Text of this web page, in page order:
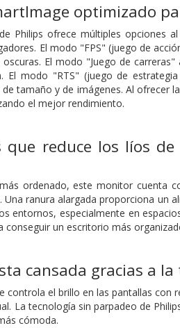
optimizado
Philips ofrece múltiples opciones
El modo "FPS" (juego de
El modo "Juego de
El modo "RTS" (juego de
tamaño y de imágenes. Al ofrecer
el mejor rendimiento.
que reduce los líos
ordenado, este monitor cuenta
Una ranura alargada proporciona un
entornos, especialmente en
conseguir un escritorio más
cansada gracias a
controla el brillo en las pantallas
La tecnología sin parpadeo de
cómoda.